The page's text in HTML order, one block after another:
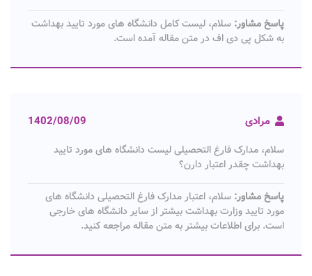
پاسخ مشاور: سلام، لیست کامل دانشگاه های مورد تایید بهداشت
به شکل پی دی اف در متن مقاله آمده است.
مرادی 1402/08/09
سلام، مدارک فارغ التحصیلی لیست دانشگاه های مورد تایید
بهداشت چقدر اعتبار دارن؟
پاسخ مشاور: سلام، اعتبار مدارک فارغ التحصیلی دانشگاه های
مورد تایید وزارت بهداشت بیشتر از سایر دانشگاه های خارجی
است. برای اطلاعات بیشتر به متن مقاله مراجعه کنید.